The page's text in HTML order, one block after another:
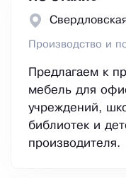
Производство и
Предлагаем к
мебель для
учреждений,
библиотек и
производителя.